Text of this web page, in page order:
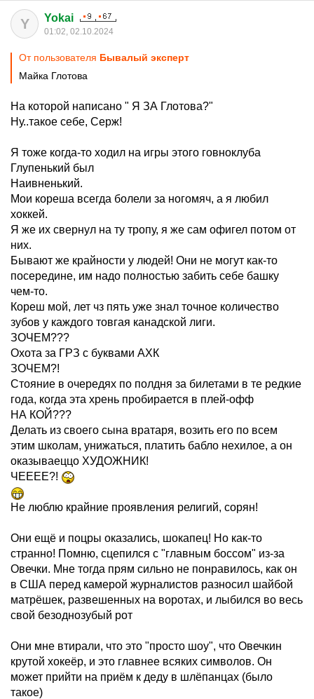
Y Yokai
01:02, 02.10.2024
От пользователя Бывалый эксперт
Майка Глотова
На которой написано " Я ЗА Глотова?"
Ну..такое себе, Серж!
Я тоже когда-то ходил на игры этого говноклуба
Глупенький был
Наивненький.
Мои кореша всегда болели за ногомяч, а я любил
хоккей.
Я же их свернул на ту тропу, я же сам офигел потом от
них.
Бывают же крайности у людей! Они не могут как-то
посередине, им надо полностью забить себе башку
чем-то.
Кореш мой, лет чз пять уже знал точное количество
зубов у каждого товгая канадской лиги.
ЗОЧЕМ???
Охота за ГРЗ с буквами АХК
ЗОЧЕМ?!
Стояние в очередях по полдня за билетами в те редкие
года, когда эта хрень пробирается в плей-офф
НА КОЙ???
Делать из своего сына вратаря, возить его по всем
этим школам, унижаться, платить бабло нехилое, а он
оказываеццо ХУДОЖНИК!
ЧЕЕЕЕ?!
Не люблю крайние проявления религий, сорян!
Они ещё и поцры оказались, шокапец! Но как-то
странно! Помню, сцепился с "главным боссом" из-за
Овечки. Мне тогда прям сильно не понравилось, как он
в США перед камерой журналистов разносил шайбой
матрёшек, развешенных на воротах, и лыбился во весь
свой безоднозубый рот
Они мне втирали, что это "просто шоу", что Овечкин
крутой хокеёр, и это главнее всяких символов. Он
может прийти на приём к деду в шлёпанцах (было
такое)